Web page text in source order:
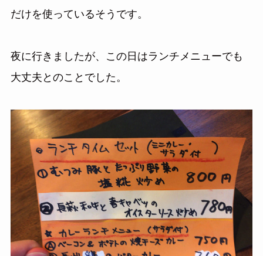
だけを使っているそうです。
夜に行きましたが、この日はランチメニューでも
大丈夫とのことでした。